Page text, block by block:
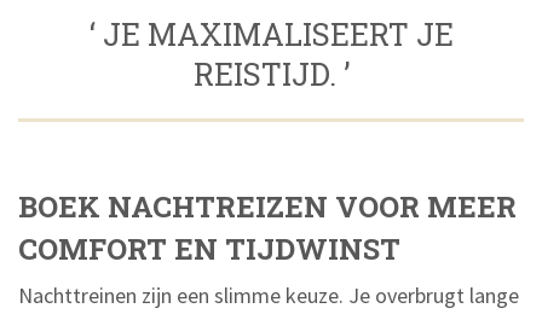
‘ JE MAXIMALISEERT JE
REISTIJD. ’
BOEK NACHTREIZEN VOOR MEER
COMFORT EN TIJDWINST
Nachttreinen zijn een slimme keuze. Je overbrugt lange